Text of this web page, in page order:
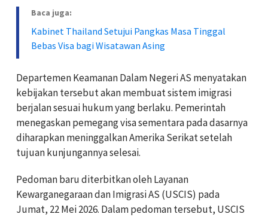
Baca juga:
Kabinet Thailand Setujui Pangkas Masa Tinggal
Bebas Visa bagi Wisatawan Asing
Departemen Keamanan Dalam Negeri AS menyatakan
kebijakan tersebut akan membuat sistem imigrasi
berjalan sesuai hukum yang berlaku. Pemerintah
menegaskan pemegang visa sementara pada dasarnya
diharapkan meninggalkan Amerika Serikat setelah
tujuan kunjungannya selesai.
Pedoman baru diterbitkan oleh Layanan
Kewarganegaraan dan Imigrasi AS (USCIS) pada
Jumat, 22 Mei 2026. Dalam pedoman tersebut, USCIS